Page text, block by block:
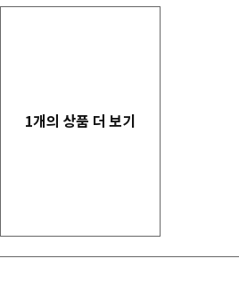
1개의 상품 더 보기